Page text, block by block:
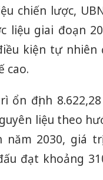
chiến lược,
liệu giai đoạn
kiện tự nhiên
cao.
ổn định
liệu theo
2030, giá
đạt khoảng